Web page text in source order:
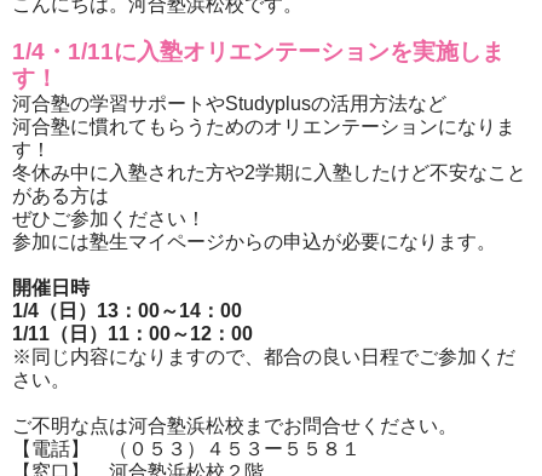
こんにちは。河合塾浜松校です。
1/4・1/11に入塾オリエンテーションを実施しま
す！
河合塾の学習サポートやStudyplusの活用方法など
河合塾に慣れてもらうためのオリエンテーションになりま
す！
冬休み中に入塾された方や2学期に入塾したけど不安なこと
がある方は
ぜひご参加ください！
参加には塾生マイページからの申込が必要になります。
開催日時
1/4（日）13：00～14：00
1/11（日）11：00～12：00
※同じ内容になりますので、都合の良い日程でご参加くだ
さい。
ご不明な点は河合塾浜松校までお問合せください。
【電話】 （０５３）４５３ー５５８１
【窓口】 河合塾浜松校２階